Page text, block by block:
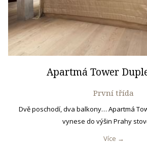
Apartmá Tower
První třída
Dvě poschodí, dva balkony… Apartmá
vynese do výšin Prahy
Více